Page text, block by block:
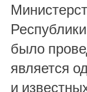
было
является
и